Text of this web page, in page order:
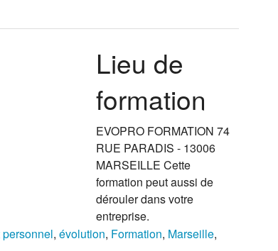
Lieu de
formation
EVOPRO FORMATION 74
RUE PARADIS - 13006
MARSEILLE Cette
formation peut aussi de
dérouler dans votre
entreprise.
, évolution, Formation, Marseille,